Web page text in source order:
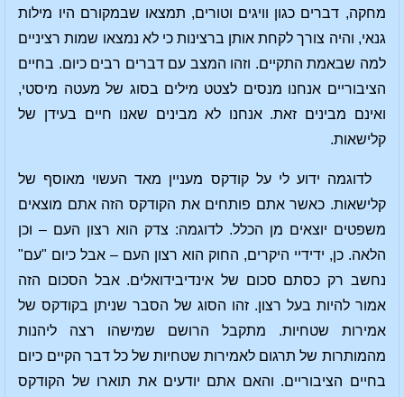
מחקה, דברים כגון וויגים וטורים, תמצאו שבמקורם היו מילות
גנאי, והיה צורך לקחת אותן ברצינות כי לא נמצאו שמות רציניים
למה שבאמת התקיים. וזהו המצב עם דברים רבים כיום. בחיים
הציבוריים אנחנו מנסים לצטט מילים בסוג של מעטה מיסטי,
ואינם מבינים זאת. אנחנו לא מבינים שאנו חיים בעידן של
קלישאות.
לדוגמה ידוע לי על קודקס מעניין מאד העשוי מאוסף של
קלישאות. כאשר אתם פותחים את הקודקס הזה אתם מוצאים
משפטים יוצאים מן הכלל. לדוגמה: צדק הוא רצון העם – וכן
הלאה. כן, ידידיי היקרים, החוק הוא רצון העם – אבל כיום "עם"
נחשב רק כסתם סכום של אינדיבידואלים. אבל הסכום הזה
אמור להיות בעל רצון. זהו הסוג של הסבר שניתן בקודקס של
אמירות שטחיות. מתקבל הרושם שמישהו רצה ליהנות
מהמותרות של תרגום לאמירות שטחיות של כל דבר הקיים כיום
בחיים הציבוריים. והאם אתם יודעים את תוארו של הקודקס